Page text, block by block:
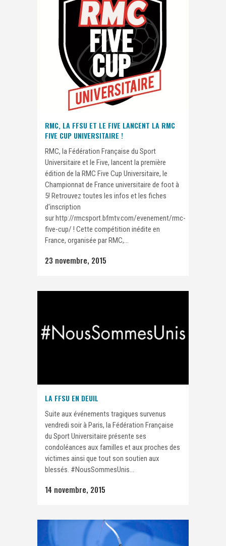
RMC, LA FFSU ET LE FIVE LANCENT LA RMC
FIVE CUP UNIVERSITAIRE !
RMC, la Fédération Française du Sport
Universitaire et le Five, lancent la première
édition de la RMC Five Cup Universitaire, le
Championnat de France universitaire de foot à
5! Retrouvez toutes les infos et les fiches
d'inscription
sur http://rmcsport.bfmtv.com/evenement/rmc-
five-cup/ ! Cette compétition inédite en
France, organisée par RMC,...
23 novembre, 2015
LA FFSU EN DEUIL
Suite aux événements tragiques survenus
vendredi soir à Paris, la Fédération Française
du Sport Universitaire présente ses
condoléances aux familles et aux proches des
victimes ainsi que tout son soutien aux
blessés. ‪#NousSommesUnis...
14 novembre, 2015